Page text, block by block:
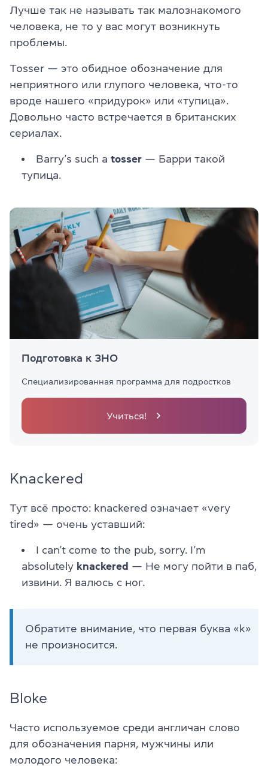
Лучше так не называть так малознакомого
человека, не то у вас могут возникнуть
проблемы.
Tosser — это обидное обозначение для
неприятного или глупого человека, что-то
вроде нашего «придурок» или «тупица».
Довольно часто встречается в британских
сериалах.
Barry’s such a tosser — Барри такой
тупица.
Подготовка к ЗНО
Специализированная программа для подростков
Учиться!
Knackered
Тут всё просто: knackered означает «very
tired» — очень уставший:
I can’t come to the pub, sorry. I’m
absolutely knackered — Не могу пойти в паб,
извини. Я валюсь с ног.
Обратите внимание, что первая буква «k»
не произносится.
Bloke
Часто используемое среди англичан слово
для обозначения парня, мужчины или
молодого человека: